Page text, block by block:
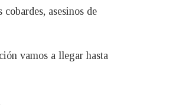
asesinos de
vamos a llegar hasta